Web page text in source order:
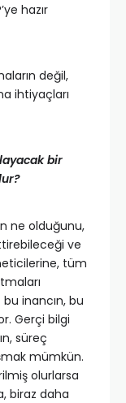
hazır
değil,
ihtiyaçları
bir
ne olduğunu,
ve
tüm
inancın, bu
Gerçi bilgi
süreç
mümkün.
olurlarsa
biraz daha